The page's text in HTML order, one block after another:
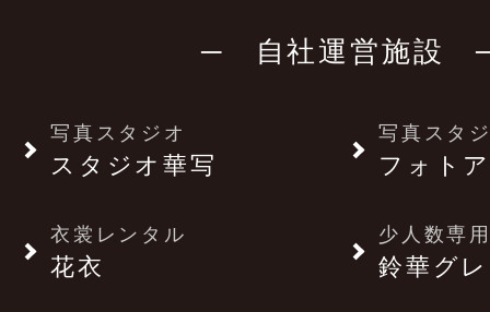
─ 自社運営施設
写真スタジオ
スタジオ華写
写真スタ
フォト
衣裳レンタル
花衣
少人数専
鈴華グ